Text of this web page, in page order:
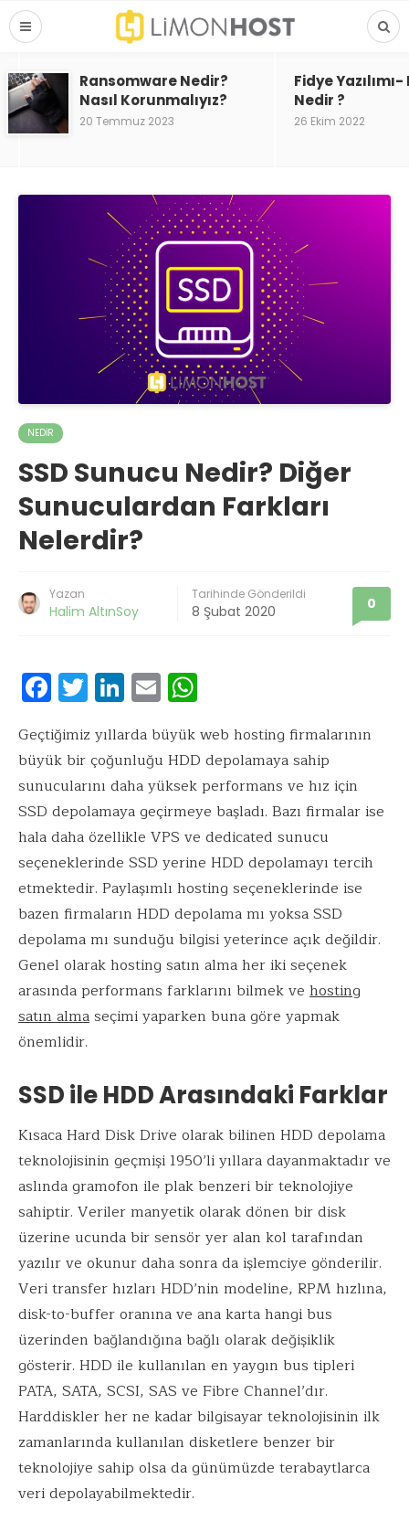
Ransomware Nedir?
Nasıl Korunmalıyız?
20 Temmuz 2023
Fidye
Nedir ?
26 Ekim 2022
NEDIR
SSD Sunucu Nedir? Diğer
Sunuculardan Farkları
Nelerdir?
Yazan
Halim AltınSoy
Tarihinde Gönderildi
8 Şubat 2020 0
F
ac
e
b
o
o
k
T
w
it
te
r
Li
n
k
e
dI
n
E
m
ai
l
at
s
A
p
p
Geçtiğimiz yıllarda büyük web hosting firmalarının
büyük bir çoğunluğu HDD depolamaya sahip
sunucularını daha yüksek performans ve hız için
SSD depolamaya geçirmeye başladı. Bazı firmalar ise
hala daha özellikle VPS ve dedicated sunucu
seçeneklerinde SSD yerine HDD depolamayı tercih
etmektedir. Paylaşımlı hosting seçeneklerinde ise
bazen firmaların HDD depolama mı yoksa SSD
depolama mı sunduğu bilgisi yeterince açık değildir.
Genel olarak hosting satın alma her iki seçenek
arasında performans farklarını bilmek ve hosting
satın almaseçimi yaparken buna göre yapmak
önemlidir.
SSD ile HDD Arasındaki Farklar
Kısaca Hard Disk Drive olarak bilinen HDD depolama
teknolojisinin geçmişi 1950’li yıllara dayanmaktadır ve
aslında gramofon ile plak benzeri bir teknolojiye
sahiptir. Veriler manyetik olarak dönen bir disk
üzerine ucunda bir sensör yer alan kol tarafından
yazılır ve okunur daha sonra da işlemciye gönderilir.
Veri transfer hızları HDD’nin modeline, RPM hızlına,
disk-to-buffer oranına ve ana karta hangi bus
üzerinden bağlandığına bağlı olarak değişiklik
gösterir. HDD ile kullanılan en yaygın bus tipleri
PATA, SATA, SCSI, SAS ve Fibre Channel’dır.
Harddiskler her ne kadar bilgisayar teknolojisinin ilk
zamanlarında kullanılan disketlere benzer bir
teknolojiye sahip olsa da günümüzde terabaytlarca
veri depolayabilmektedir.